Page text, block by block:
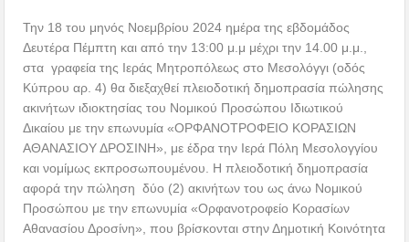
Την 18 του μηνός Νοεμβρίου 2024 ημέρα της εβδομάδος
Δευτέρα Πέμπτη και από την 13:00 μ.μ μέχρι την 14.00 μ.μ.,
στα γραφεία της Ιεράς Μητροπόλεως στο Μεσολόγγι (οδός
Κύπρου αρ. 4) θα διεξαχθεί πλειοδοτική δημοπρασία πώλησης
ακινήτων ιδιοκτησίας του Νομικού Προσώπου Ιδιωτικού
Δικαίου με την επωνυμία «ΟΡΦΑΝΟΤΡΟΦΕΙΟ ΚΟΡΑΣΙΩΝ
ΑΘΑΝΑΣΙΟΥ ΔΡΟΣΙΝΗ», με έδρα την Ιερά Πόλη Μεσολογγίου
και νομίμως εκπροσωπουμένου. Η πλειοδοτική δημοπρασία
αφορά την πώληση δύο (2) ακινήτων του ως άνω Νομικού
Προσώπου με την επωνυμία «Ορφανοτροφείο Κορασίων
Αθανασίου Δροσίνη», που βρίσκονται στην Δημοτική Κοινότητα